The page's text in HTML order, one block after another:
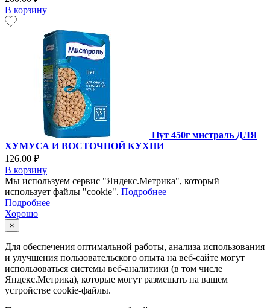
В корзину
Нут 450г мистраль ДЛЯ
ХУМУСА И ВОСТОЧНОЙ КУХНИ
126.00 ₽
В корзину
Мы используем сервис "Яндекс.Метрика", который
использует файлы "cookie". Подробнее
Подробнее
Хорошо
×
Для обеспечения оптимальной работы, анализа использования
и улучшения пользовательского опыта на веб-сайте могут
использоваться системы веб-аналитики (в том числе
Яндекс.Метрика), которые могут размещать на вашем
устройстве cookie-файлы.